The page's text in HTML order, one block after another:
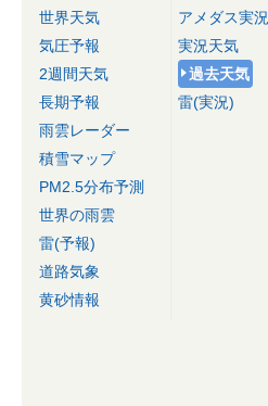
世界天気
気圧予報
2週間天気
長期予報
雨雲レーダー
積雪マップ
PM2.5分布予測
世界の雨雲
雷(予報)
道路気象
黄砂情報
アメダス実況
実況天気
過去天気
雷(実況)